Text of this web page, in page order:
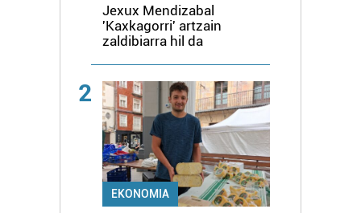
Jexux Mendizabal
'Kaxkagorri' artzain
zaldibiarra hil da
2
EKONOMIA